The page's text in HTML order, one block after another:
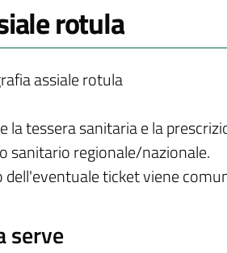
rotula
assiale rotula
la tessera sanitaria e la
sanitario regionale/nazionale.
dell'eventuale ticket viene
serve